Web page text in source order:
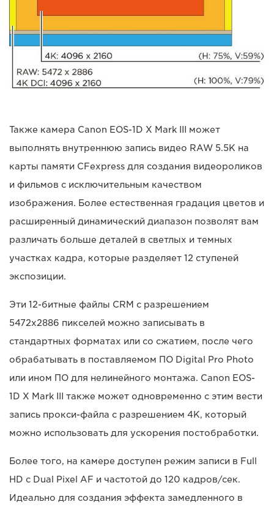
Также камера Canon EOS-1D X Mark III может
выполнять внутреннюю запись видео RAW 5.5K на
карты памяти CFexpress для создания видеороликов
и фильмов с исключительным качеством
изображения. Более естественная градация цветов и
расширенный динамический диапазон позволят вам
различать больше деталей в светлых и темных
участках кадра, которые разделяет 12 ступеней
экспозиции.
Эти 12-битные файлы CRM с разрешением
5472x2886 пикселей можно записывать в
стандартных форматах или со сжатием, после чего
обрабатывать в поставляемом ПО Digital Pro Photo
или ином ПО для нелинейного монтажа. Canon EOS-
1D X Mark III также может одновременно с этим вести
запись прокси-файла с разрешением 4K, который
можно использовать для ускорения постобработки.
Более того, на камере доступен режим записи в Full
HD с Dual Pixel AF и частотой до 120 кадров/сек.
Идеально для создания эффекта замедленного в